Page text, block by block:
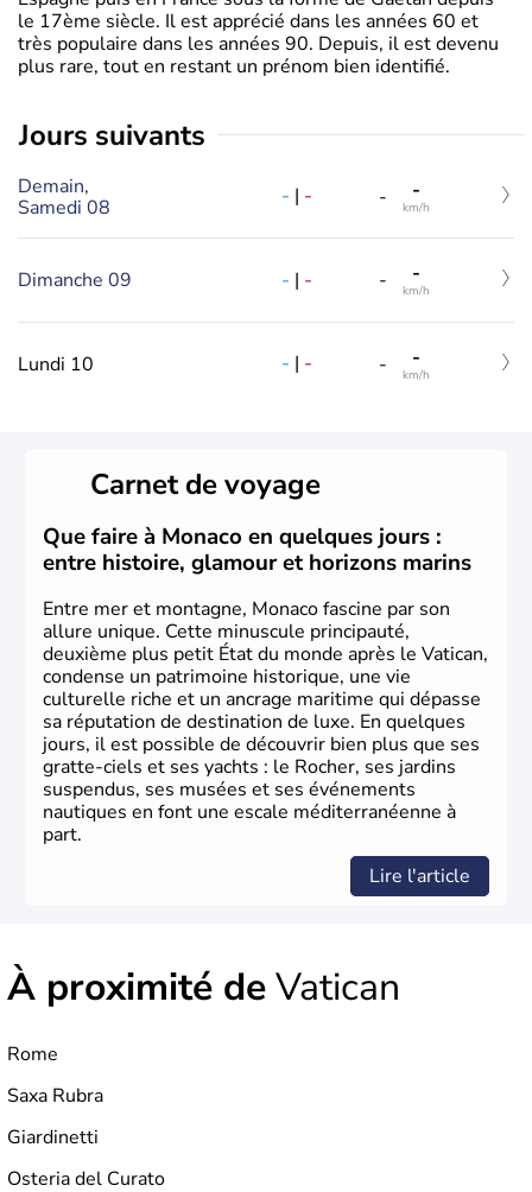
le 17ème siècle. Il est apprécié dans les années 60 et
très populaire dans les années 90. Depuis, il est devenu
plus rare, tout en restant un prénom bien identifié.
jours suivants
Demain,
Samedi 08
- | - - -
km/h
Dimanche 09 - | - - -
km/h
Lundi 10 - | - - -
km/h
Carnet de voyage
Que faire à Monaco en quelques jours :
entre histoire, glamour et horizons marins
Entre mer et montagne, Monaco fascine par son
allure unique. Cette minuscule principauté,
deuxième plus petit État du monde après le Vatican,
condense un patrimoine historique, une vie
culturelle riche et un ancrage maritime qui dépasse
sa réputation de destination de luxe. En quelques
jours, il est possible de découvrir bien plus que ses
gratte-ciels et ses yachts : le Rocher, ses jardins
suspendus, ses musées et ses événements
nautiques en font une escale méditerranéenne à
part.
Lire l'article
À proximité deVatican
Rome
Saxa Rubra
Giardinetti
Osteria del Curato